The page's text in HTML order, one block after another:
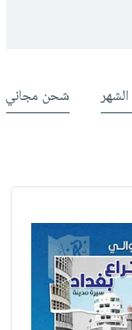
الشهر شحن مجاني